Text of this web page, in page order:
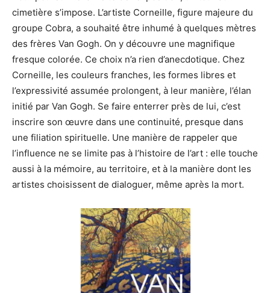
cimetière s’impose. L’artiste Corneille, figure majeure du
groupe Cobra, a souhaité être inhumé à quelques mètres
des frères Van Gogh. On y découvre une magnifique
fresque colorée. Ce choix n’a rien d’anecdotique. Chez
Corneille, les couleurs franches, les formes libres et
l’expressivité assumée prolongent, à leur manière, l’élan
initié par Van Gogh. Se faire enterrer près de lui, c’est
inscrire son œuvre dans une continuité, presque dans
une filiation spirituelle. Une manière de rappeler que
l’influence ne se limite pas à l’histoire de l’art : elle touche
aussi à la mémoire, au territoire, et à la manière dont les
artistes choisissent de dialoguer, même après la mort.